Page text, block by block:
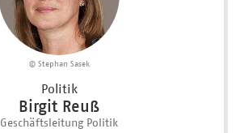
© Stephan Sasek
Politik
Birgit Reuß
Geschäftsleitung Politik